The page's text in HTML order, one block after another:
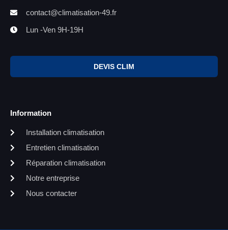
contact@climatisation-49.fr
Lun -Ven 9H-19H
DEVIS CLIM
Information
Installation climatisation
Entretien climatisation
Réparation climatisation
Notre entreprise
Nous contacter